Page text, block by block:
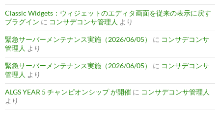
Classic Widgets：ウィジェットのエディタ画面を従来の表示に戻す
プラグイン に コンサデコンサ管理人 より
緊急サーバーメンテナンス実施（2026/06/05） に コンサデコンサ
管理人 より
緊急サーバーメンテナンス実施（2026/06/05） に コンサデコンサ
管理人 より
ALGS YEAR 5 チャンピオンシップ が開催 に コンサデコンサ管理人
より